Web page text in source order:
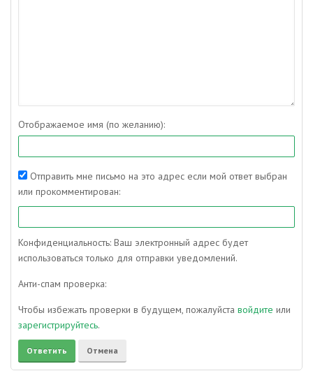
Отображаемое имя (по желанию):
Отправить мне письмо на это адрес если мой ответ выбран
или прокомментирован:
Конфиденциальность: Ваш электронный адрес будет
использоваться только для отправки уведомлений.
Анти-спам проверка:
Чтобы избежать проверки в будущем, пожалуйста войдите или
зарегистрируйтесь.